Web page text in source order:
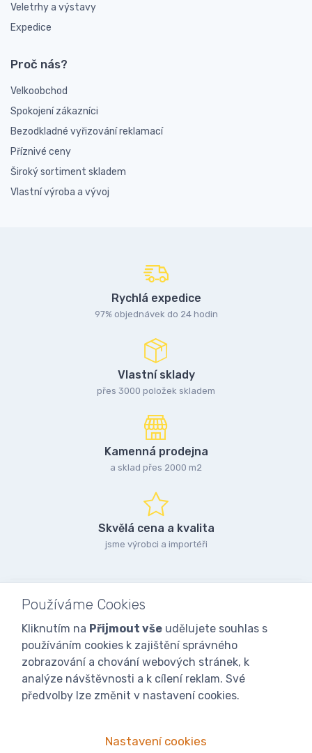
Veletrhy a výstavy
Expedice
Proč nás?
Velkoobchod
Spokojení zákazníci
Bezodkladné vyřizování reklamací
Příznivé ceny
Široký sortiment skladem
Vlastní výroba a vývoj
Rychlá expedice
97% objednávek do 24 hodin
Vlastní sklady
přes 3000 položek skladem
Kamenná prodejna
a sklad přes 2000 m2
Skvělá cena a kvalita
jsme výrobci a importéři
Používáme Cookies
Kliknutím na Přijmout vše udělujete souhlas s
používáním cookies k zajištění správného
zobrazování a chování webových stránek, k
analýze návštěvnosti a k cílení reklam. Své
předvolby lze změnit v nastavení cookies.
Nastavení cookies